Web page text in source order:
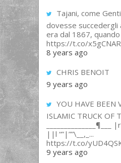
Tajani, come
dovesse succedergli
era dal 1867, quando
https://t.co/
8 years ago
CHRIS BENOIT
9 years ago
YOU HAVE BEEN
ISLAMIC TRUCK OF
||l “”|””\__,_...
https://t.co/
9 years ago